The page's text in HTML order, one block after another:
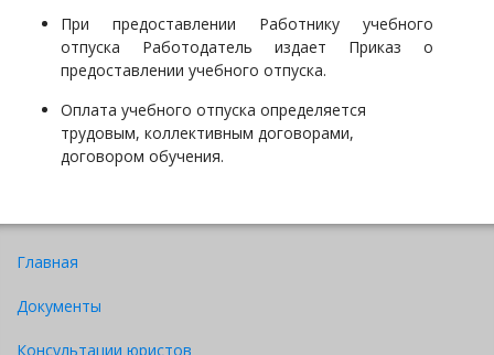
При предоставлении Работнику учебного
отпуска Работодатель издает Приказ о
предоставлении учебного отпуска.
Оплата учебного отпуска определяется
трудовым, коллективным договорами,
договором обучения.
Главная
Документы
Консультации юристов